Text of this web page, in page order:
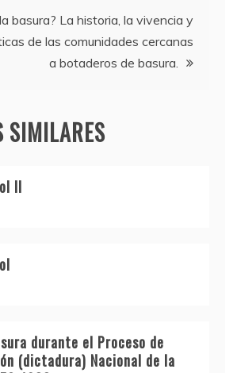
basura? La historia, la vivencia y
de las comunidades cercanas
a botaderos de basura.
SIMILARES
II
durante el Proceso de
(dictadura) Nacional de la